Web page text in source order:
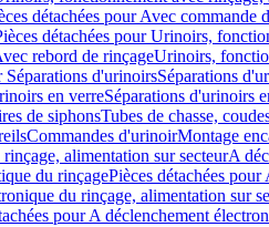
détachées pour Avec commande
détachées pour Urinoirs,
rebord de rinçageUrinoirs,
Séparations d'urinoirsSéparations
en verreSéparations d'urinoirs
de siphonsTubes de chasse,
Commandes d'urinoirMontage
alimentation sur secteurA
du rinçagePièces détachées
du rinçage, alimentation sur
pour A déclenchement